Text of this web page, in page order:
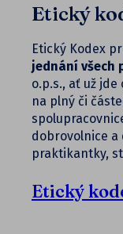
Etický
Etický Kodex
jednání všech
o.p.s., ať už
na plný či
dobrovolnice
praktikantky,
Etický